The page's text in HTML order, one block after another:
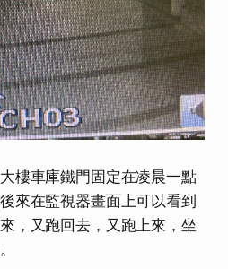
樓車庫鐵門固定在凌晨一點
來在監視器畫面上可以看到
，又跑回去，又跑上來，坐